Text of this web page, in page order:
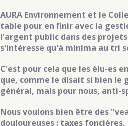
AURA Environnement et le
table pour en finir avec la
l'argent public dans des projets
s'intéresse qu'à minima au tri
C'est pour cela que les élu-es
que, comme le disait si bien le
général, mais pour nous, anti-
Nous voulons bien être des
douloureuses : taxes